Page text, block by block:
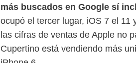
más buscados en Google sí
ocupó el tercer lugar, iOS 7 el 11
las cifras de ventas de Apple no
Cupertino está vendiendo más